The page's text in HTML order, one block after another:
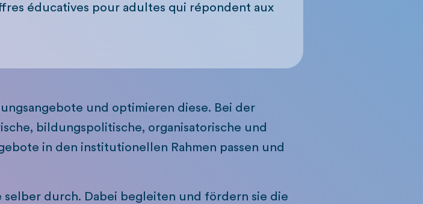
éducatives pour adultes qui répondent aux
und optimieren diese. Bei der
bildungspolitische, organisatorische und
in den institutionellen Rahmen passen und
durch. Dabei begleiten und fördern sie die